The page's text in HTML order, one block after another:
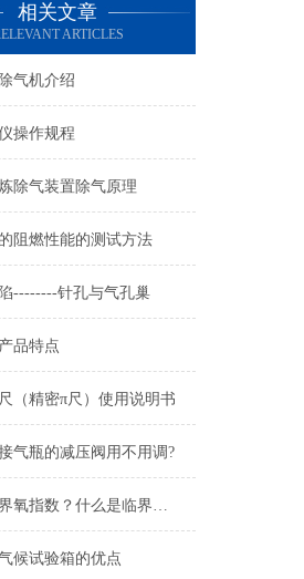
相关文章
ARTICLES
气机介绍
操作规程
除气装置除气原理
阻燃性能的测试方法
--------针孔与气孔巢
品特点
（精密π尺）使用说明书
气瓶的减压阀用不用调?
什么是临界氧指数？什么是临界氧浓度？什么是极限氧浓度？
候试验箱的优点